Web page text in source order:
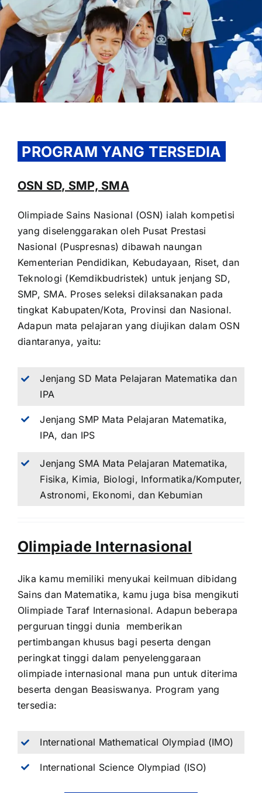
OUR PROGRAM
REGISTRATION
CONTACT US
PROGRAM YANG TERSEDIA
OSN SD, SMP, SMA
Olimpiade Sains Nasional (OSN) ialah kompetisi
yang diselenggarakan oleh Pusat Prestasi
Nasional (Puspresnas) dibawah naungan
Kementerian Pendidikan, Kebudayaan, Riset, dan
Teknologi (Kemdikbudristek) untuk jenjang SD,
SMP, SMA. Proses seleksi dilaksanakan pada
tingkat Kabupaten/Kota, Provinsi dan Nasional.
Adapun mata pelajaran yang diujikan dalam OSN
diantaranya, yaitu:
Jenjang SD Mata Pelajaran Matematika dan
IPA
Jenjang SMP Mata Pelajaran Matematika,
IPA, dan IPS
Jenjang SMA Mata Pelajaran Matematika,
Fisika, Kimia, Biologi, Informatika/Komputer,
Astronomi, Ekonomi, dan Kebumian
Olimpiade Internasional
Jika kamu memiliki menyukai keilmuan dibidang
Sains dan Matematika, kamu juga bisa mengikuti
Olimpiade Taraf Internasional. Adapun beberapa
perguruan tinggi dunia memberikan
pertimbangan khusus bagi peserta dengan
peringkat tinggi dalam penyelenggaraan
olimpiade internasional mana pun untuk diterima
beserta dengan Beasiswanya. Program yang
tersedia:
International Mathematical Olympiad (IMO)
International Science Olympiad (ISO)